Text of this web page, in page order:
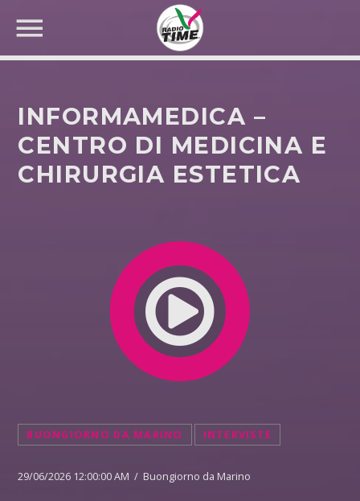
CERCA NEL SITO WEB:
INFORMAMEDICA –
CENTRO DI MEDICINA E
CHIRURGIA ESTETICA
BUONGIORNO DA MARINO INTERVISTE
29/06/2026 12:00:00 AM / Buongiorno da Marino